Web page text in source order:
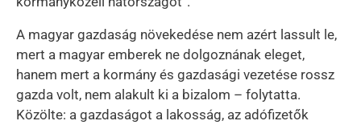
A magyar gazdaság növekedése nem azért lassult le,
mert a magyar emberek ne dolgoznának eleget,
hanem mert a kormány és gazdasági vezetése rossz
gazda volt, nem alakult ki a bizalom – folytatta.
Közölte: a gazdaságot a lakosság, az adófizetők